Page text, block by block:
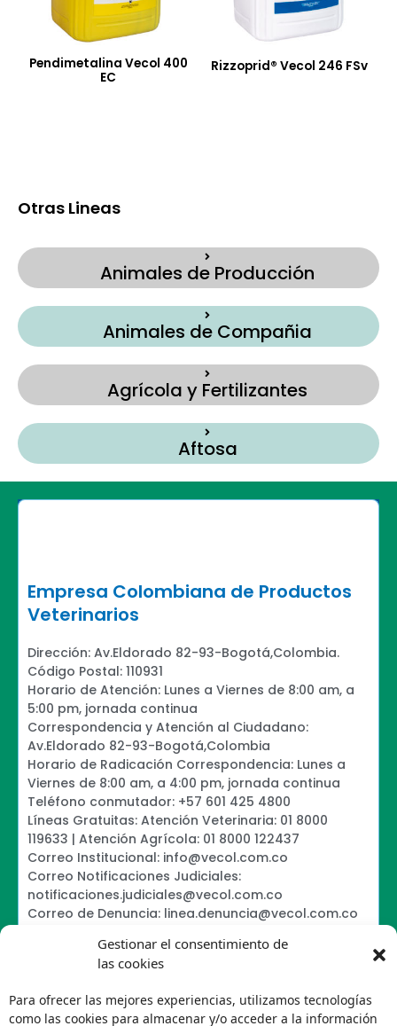
Gestionar el consentimiento de
las cookies
Para ofrecer las mejores experiencias, utilizamos tecnologías
como las cookies para almacenar y/o acceder a la información
Pendimetalina Vecol 400
EC
Rizzoprid® Vecol 246 FSv
Otras Lineas
Animales de Producción
Animales de Compañia
Agrícola y Fertilizantes
Aftosa
Empresa Colombiana de Productos
Veterinarios
Dirección: Av.Eldorado 82-93-Bogotá,Colombia.
Código Postal: 110931
Horario de Atención: Lunes a Viernes de 8:00 am, a
5:00 pm, jornada continua
Correspondencia y Atención al Ciudadano:
Av.Eldorado 82-93-Bogotá,Colombia
Horario de Radicación Correspondencia: Lunes a
Viernes de 8:00 am, a 4:00 pm, jornada continua
Teléfono conmutador: +57 601 425 4800
Líneas Gratuitas: Atención Veterinaria: 01 8000
119633 | Atención Agrícola: 01 8000 122437
Correo Institucional: info@vecol.com.co
Correo Notificaciones Judiciales:
notificaciones.judiciales@vecol.com.co
Correo de Denuncia: linea.denuncia@vecol.com.co
Política de Términos y Condiciones de Uso
Política de Tratamiento de Datos Personales VECOL